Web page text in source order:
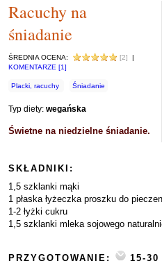
Racuchy na
śniadanie
ŚREDNIA OCENA: [2]
|
KOMENTARZE [1]
Placki, racuchy Śniadanie
Typ diety: wegańska
Świetne na niedzielne śniadanie.
SKŁADNIKI:
1,5 szklanki mąki
1 płaska łyżeczka proszku do
1-2 łyżki cukru
1,5 szklanki mleka sojowego
PRZYGOTOWANIE:
15-30